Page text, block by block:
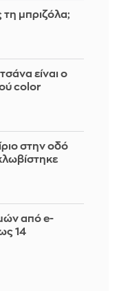
τη μπριζόλα;
είναι ο
color
στην οδό
από e-
14